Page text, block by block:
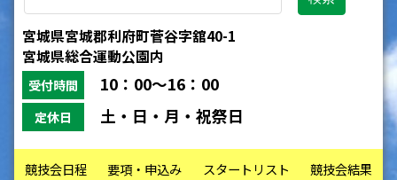
宮城県宮城郡利府町菅谷字舘40-1
宮城県総合運動公園内
受付時間 10：00～16：00
定休日 土・日・月・祝祭日
競技会日程 要項・申込み スタートリスト 競技会結果